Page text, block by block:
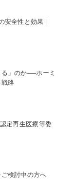
安全性と効果｜
」のか──ホーミ
略
定再生医療等委
検討中の方へ